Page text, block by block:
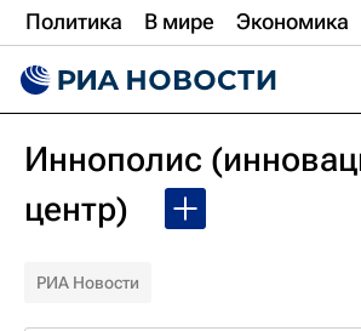
Политика В мире Экономика
Иннополис
центр)
РИА Новости